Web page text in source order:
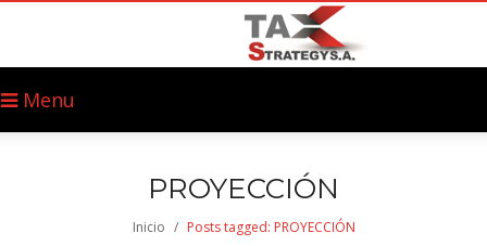
Menu
PROYECCIÓN
Inicio / Posts tagged: PROYECCIÓN